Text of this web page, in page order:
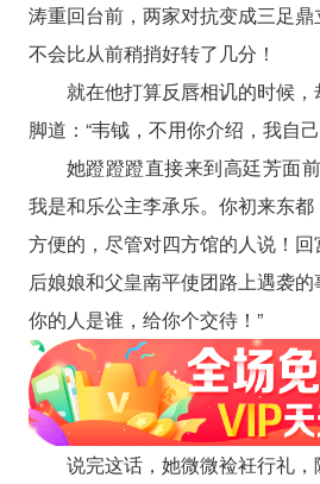
涛重回台前，两家对抗变成三足
不会比从前稍捎好转了几分！
就在他打算反唇相讥的时候
脚道：“韦钺，不用你介绍，我自
她蹬蹬蹬直接来到高廷芳面
我是和乐公主李承乐。你初来东
方便的，尽管对四方馆的人说！
后娘娘和父皇南平使团路上遇袭
你的人是谁，给你个交待！”
说完这话，她微微裣衽行礼